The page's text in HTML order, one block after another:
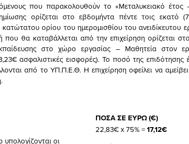
που παρακολουθούν το «Μεταλυκειακό έτος
ορίζεται στο εβδομήντα πέντε τοις εκατό
κατώτατου ορίου του ημερομισθίου του ανειδίκευτου
που θα καταβάλλεται από την επιχείρηση ορίζεται
στο χώρο εργασίας – Μαθητεία στον
ασφαλιστικές εισφορές). Το ποσό της επιδότησης
από το ΥΠ.Π.Ε.Θ. Η επιχείρηση οφείλει να
ΠΟΣΑ ΣΕ ΕΥΡΩ (€)
22,83€ x 75% =17,12€
οι